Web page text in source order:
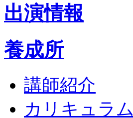
出演情報
養成所
講師紹介
カリキュラム